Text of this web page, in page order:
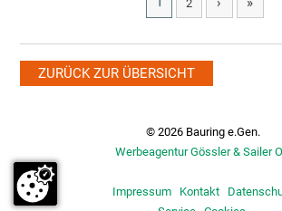
2
ZURÜCK ZUR ÜBERSICHT
© 2026 Bauring e.Gen.
Werbeagentur Gössler & Sailer
Impressum Kontakt